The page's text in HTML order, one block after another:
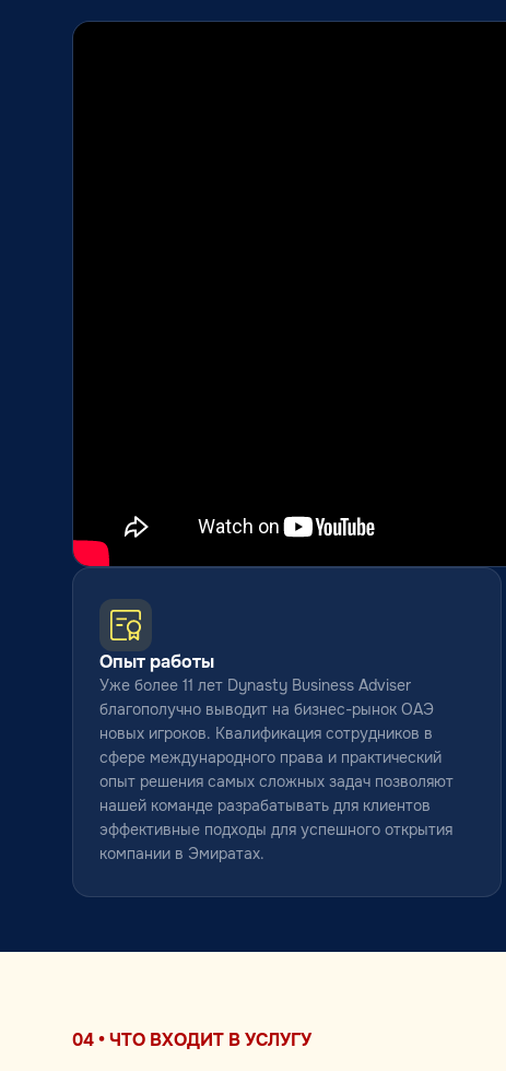
Опыт работы
Уже более 11 лет Dynasty Business Adviser
благополучно выводит на бизнес-рынок ОАЭ
новых игроков. Квалификация сотрудников в
сфере международного права и практический
опыт решения самых сложных задач позволяют
нашей команде разрабатывать для клиентов
эффективные подходы для успешного открытия
компании в Эмиратах.
04 • ЧТО ВХОДИТ В УСЛУГУ